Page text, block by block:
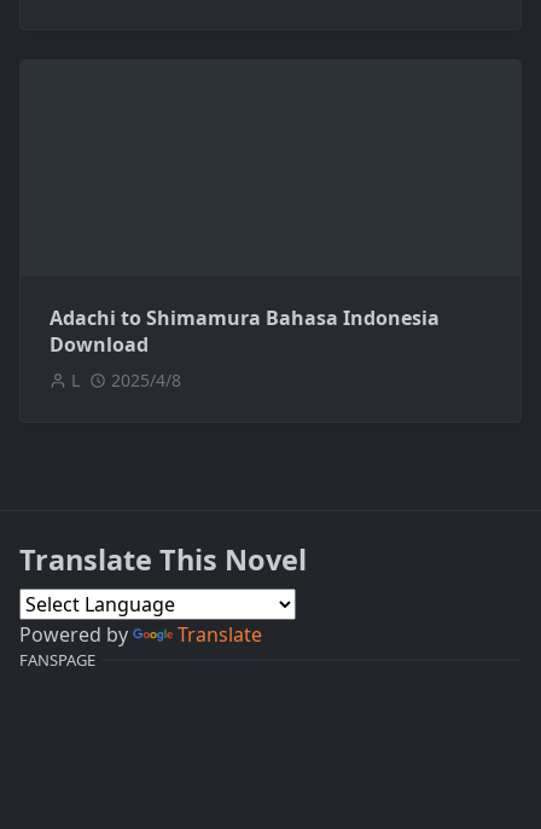
Adachi to Shimamura Bahasa Indonesia
Download
L 2025/4/8
Translate This Novel
Powered by Translate
FANSPAGE